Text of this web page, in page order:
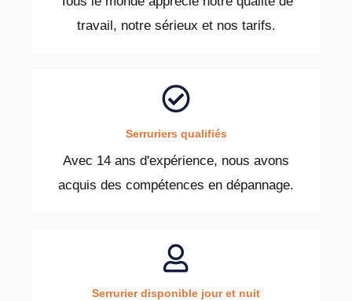
travail, notre sérieux et nos tarifs.
Serruriers qualifiés
Avec 14 ans d'expérience, nous avons
acquis des compétences en dépannage.
Serrurier disponible jour et nuit